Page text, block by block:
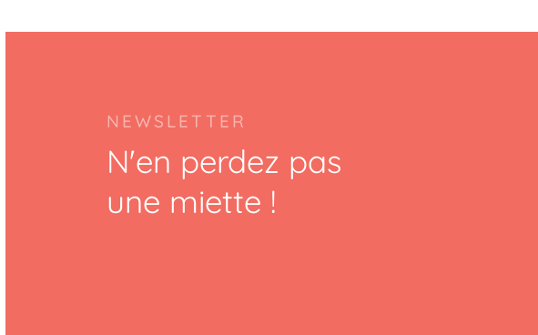
NEWSLETTER
N'en perdez pas
une miette !